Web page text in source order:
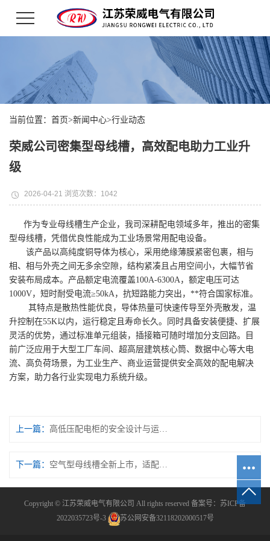
当前位置： 首页>新闻中心>行业动态
荣威公司密集型母线槽，高效配电助力工业升
级
2026-04-21 浏览次数：1042
作为专业母线槽生产企业，我司深耕配电领域多年，推出的密集
型母线槽，凭借优良性能成为工业场景常用配电设备。
该产品以高纯度铜导体为核心，采用绝缘薄膜紧密包裹，相与
相、相与外壳之间无多余空隙，结构紧凑且占用空间小，大幅节省
安装布局成本。产品额定电流覆盖100A-6300A，额定电压可达
1000V，短时耐受电流≥50kA，抗短路能力突出，**符合国家标准。
其特点是散热性能优良，导体热量可快速传导至外壳散发，温
升控制在55K以内，运行稳定且寿命长久。同时具备安装便捷、扩展
灵活的优势，通过标准单元组装，插接箱可随时增加分支回路。目
前广泛应用于大型工厂车间、超高层建筑核心筒、数据中心等大电
流、高负荷场景，为工业生产、商业运营提供安全高效的配电解决
方案，助力各行业实现电力系统升级。
上一篇： 高低压配电柜的安全设计与运维要点
下一篇： 空气型母线槽全新上市，适配多场景低压配电
Copyright © 江苏荣威电气有限公司 All rights reserved 备案号： 苏ICP备
2022035723号-3
苏公网安备32118202000517号